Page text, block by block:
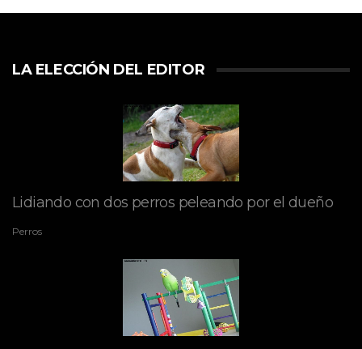
LA ELECCIÓN DEL EDITOR
Lidiando con dos perros peleando por el dueño
Perros